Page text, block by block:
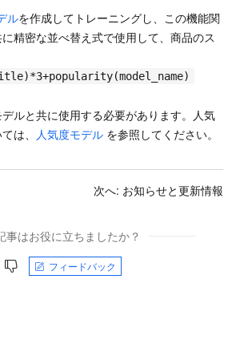
ルを作成してトレーニングし、この機能関
精密な並べ替え式で使用して、商品のス
ルと共に使用する必要があります。人気
は、 人気度モデル を参照してください。
次へ: お知らせと更新情報
事はお役に立ちましたか？
フィードバック